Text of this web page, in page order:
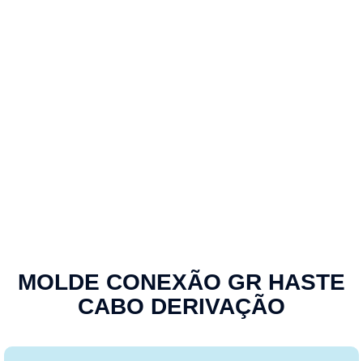
MOLDE CONEXÃO GR HASTE
CABO DERIVAÇÃO